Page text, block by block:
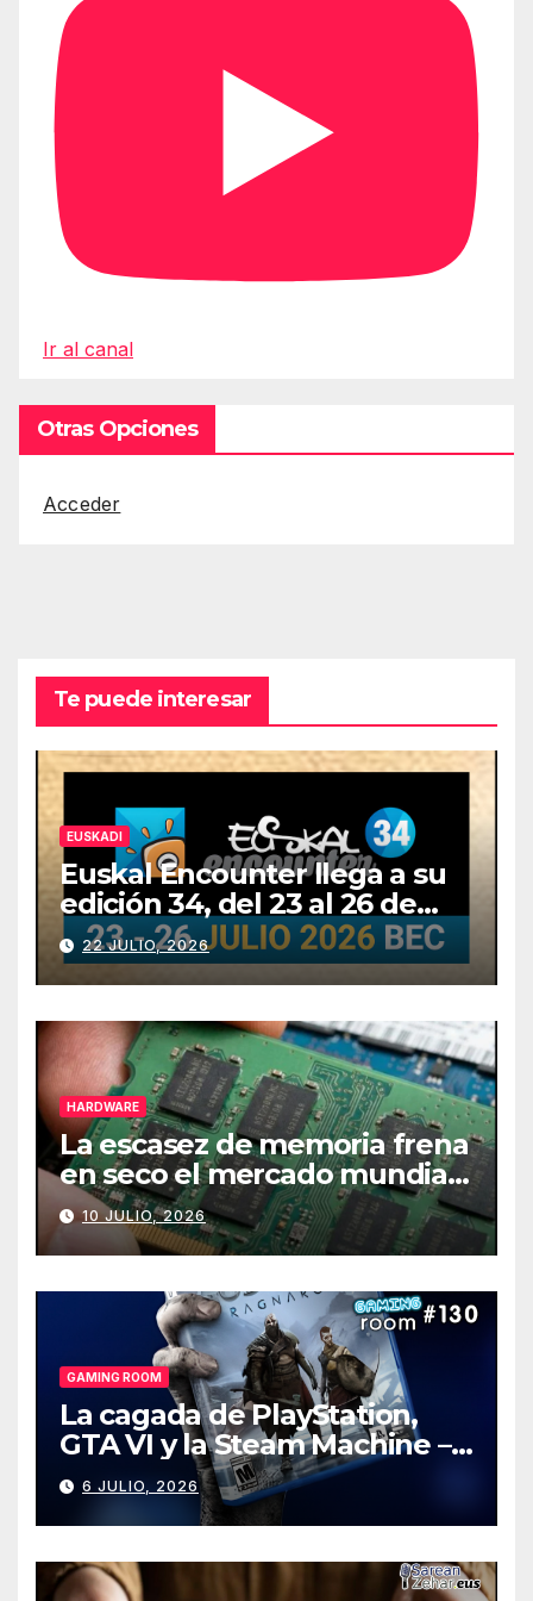
Ir al canal
Otras Opciones
Acceder
Te puede interesar
EUSKADI
Euskal Encounter llega a su
edición 34, del 23 al 26 de
julio
22 JULIO, 2026
HARDWARE
La escasez de memoria frena
en seco el mercado mundial
de PCs
10 JULIO, 2026
GAMING ROOM
La cagada de PlayStation,
GTA VI y la Steam Machine –
Gaming Room #130
6 JULIO, 2026